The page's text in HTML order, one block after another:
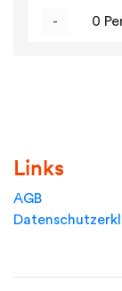
- 0
Links
AGB